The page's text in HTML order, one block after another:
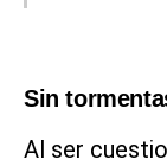
Sin
Al ser